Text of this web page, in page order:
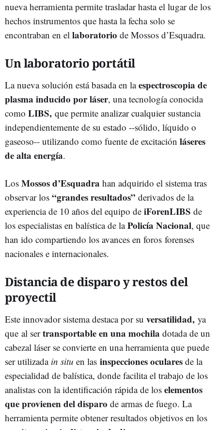
nueva herramienta permite trasladar hasta el lugar de los
hechos instrumentos que hasta la fecha solo se
encontraban en el laboratorio de Mossos d’Esquadra.
Un laboratorio portátil
La nueva solución está basada en laespectroscopia de
plasma inducido por láser, una tecnología conocida
como LIBS, que permite analizar cualquier sustancia
independientemente de su estado --sólido, líquido o
gaseoso-- utilizando como fuente de excitación láseres
de alta energía.
Los Mossos d’Esquadra han adquirido el sistema tras
observar los “grandes resultados” derivados de la
experiencia de 10 años del equipo de iForenLIBS de
los especialistas en balística de laPolicía Nacional, que
han ido compartiendo los avances en foros forenses
nacionales e internacionales.
Distancia de disparo y restos del
proyectil
Este innovador sistema destaca por su versatilidad, ya
que al sertransportable en una mochila dotada de un
cabezal láser se convierte en una herramienta que puede
ser utilizada in situ en las inspecciones oculares de la
especialidad de balística, donde facilita el trabajo de los
analistas con la identificación rápida de los elementos
que provienen del disparo de armas de fuego. La
herramienta permite obtener resultados objetivos en los